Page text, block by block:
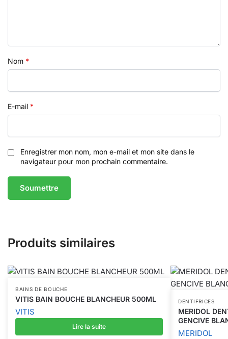
Nom *
E-mail *
Enregistrer mon nom, mon e-mail et mon site dans le
navigateur pour mon prochain commentaire.
Produits similaires
BAINS DE BOUCHE
VITIS BAIN BOUCHE BLANCHEUR 500ML
VITIS
Lire la suite
DENTIFRICES
MERIDOL
GENCIVE
MERIDOL